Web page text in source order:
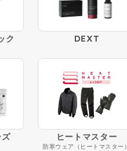
ク DEXT
ヒートマスター
防寒ウェア（ヒートマスター）